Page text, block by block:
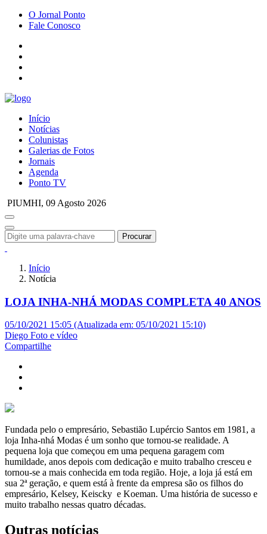
O Jornal Ponto
Fale Conosco
Início
Notícias
Colunistas
Galerias de Fotos
Jornais
Agenda
Ponto TV
PIUMHI, 09 Agosto 2026
Procurar
Início
Notícia
LOJA INHA-NHÁ MODAS COMPLETA 40 ANOS
05/10/2021 15:05 (Atualizada em: 05/10/2021 15:10)
Diego Foto e vídeo
Compartilhe
Fundada pelo o empresário, Sebastião Lupércio Santos em 1981, a
loja Inha-nhá Modas é um sonho que tornou-se realidade. A
pequena loja que começou em uma pequena garagem com
humildade, anos depois com dedicação e muito trabalho cresceu e
tornou-se a mais conhecida em toda região. Hoje, a loja já está em
sua 2ª geração, e quem está à frente da empresa são os filhos do
empresário, Kelsey, Keiscky e Koeman. Uma história de sucesso e
muito trabalho nessas quatro décadas.
Outras notícias